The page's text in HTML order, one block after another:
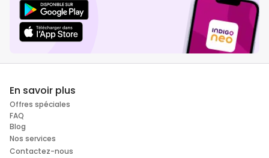
En savoir plus
Offres spéciales
FAQ
Blog
Nos services
Contactez-nous